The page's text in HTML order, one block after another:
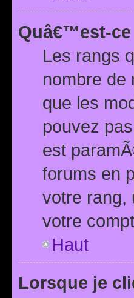
Quâ€™est-
Les rangs
nombre de
que les
pouvez
est
forums en
votre rang,
votre
Haut
Lorsque je